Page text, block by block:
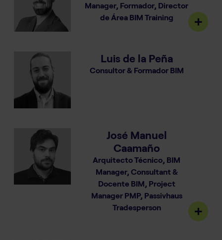
Manager, Formador, Director
de Área BIM Training
Luis de la Peña
Consultor & Formador BIM
José Manuel
Caamaño
Arquitecto Técnico, BIM
Manager, Consultant &
Docente BIM, Project
Manager PMP, Passivhaus
Tradesperson